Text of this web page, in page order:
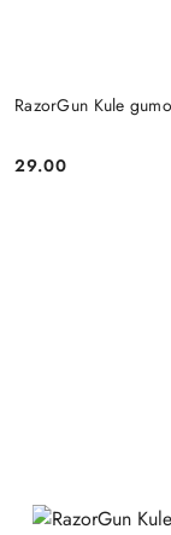
RazorGun Kule
Cena:
29.00